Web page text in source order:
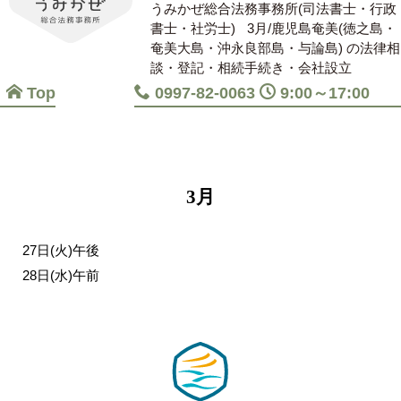
Top 0997-82-0063 9:00～17:00
うみかぜ総合法務事務所(司法書士・行政
書士・社労士)
3月/鹿児島奄美(徳之島・
奄美大島・沖永良部島・与論島) の法律相
談・登記・相続手続き・会社設立
3月
27日(火)午後
28日(水)午前